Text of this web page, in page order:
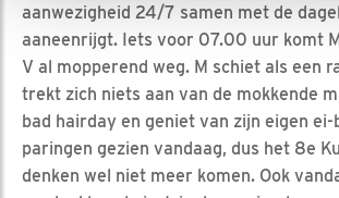
aanwezigheid 24/7 samen met de
aaneenrijgt. Iets voor 07.00 uur komt
V al mopperend weg. M schiet als een
trekt zich niets aan van de mokkende
bad hairday en geniet van zijn eigen
paringen gezien vandaag, dus het 8e
denken wel niet meer komen. Ook